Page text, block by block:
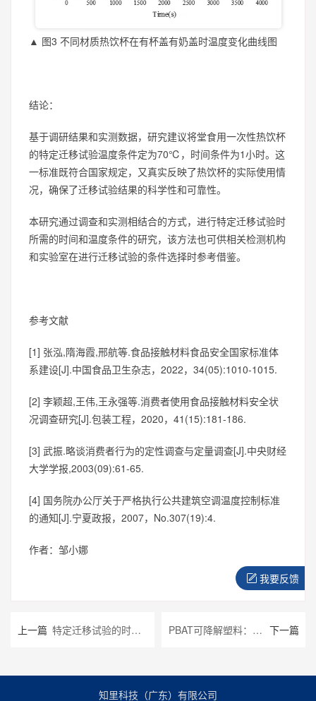
▲ 图3 不同材质热饮杯在有杯盖有奶盖时温度变化曲线图
结论：
基于调研结果和实测数据，研究建议将堂食用一次性热饮杯
的特定迁移试验温度条件定为70℃，时间条件为1小时。这
一标准既符合国家规定，又真实反映了热饮杯的实际使用情
况，确保了迁移试验结果的科学性和可靠性。
本研究通过调查和实测相结合的方式，进行特定迁移试验时
所需的时间和温度条件的研究，该方法也可供相关检测机构
和实验室在进行迁移试验的条件选择时参考借鉴。
参考文献
[1] 张泓,隋海霞,邢航等.食品接触材料食品安全国家标准体
系建设[J].中国食品卫生杂志，2022，34(05):1010-1015.
[2] 李颖超,王伟,王永强等.消费者使用食品接触材料安全状
况调查研究[J].包装工程，2020，41(15):181-186.
[3] 武振.略谈消费者行为的定性调查与定量调查[J].中央财经
大学学报,2003(09):61-65.
[4] 国务院办公厅关于严格执行公共建筑空调温度控制标准
的通知[J].宁夏政报，2007，No.307(19):4.
作者：邹小娜
我要反馈
上一篇 特定迁移试验的时间和温度条件选择研究(2)——外卖塑料餐盒 PBAT可降解塑料：VOC的安全性研究 下一篇
知里科技（广东）有限公司